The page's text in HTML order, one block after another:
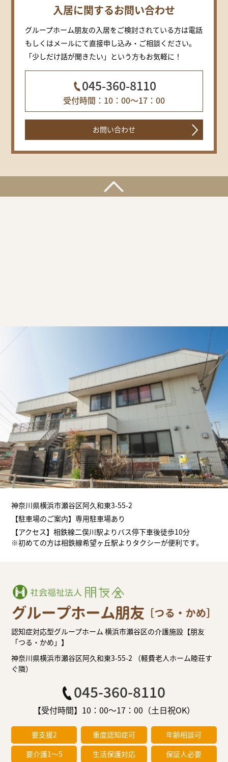
入居に関するお問い合わせ
グループホーム朋友の入居をご検討されている方は電話
もしくはメールにて直接申し込み・ご相談ください。
「少しだけ話が聞きたい」という方もお気軽に！
045-360-8110
受付時間：10：00～17：00
お問い合わせ
神奈川県横浜市瀬谷区阿久和東3-55-2
【駐車場のご案内】専用駐車場あり
【アクセス】相鉄線二俣川駅よりバス停下車後徒歩10分
※初めての方は相鉄線希望ヶ丘駅よりタクシーが便利です。
認知症対応型グループホーム 横浜市瀬谷区の介護施設【朋友
「つる・かめ」】
神奈川県横浜市瀬谷区阿久和東3-55-2 （軽費老人ホーム睦荘す
ぐ隣）
045-360-8110
【受付時間】10：00～17：00（土日祝OK）
要支援2 重度認知症可
年齢相談可
要介護1～5
生活保護対応 保証人必要